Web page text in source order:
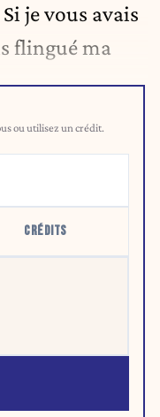
je vous avais
flingué ma
ou utilisez un crédit.
CRÉDITS